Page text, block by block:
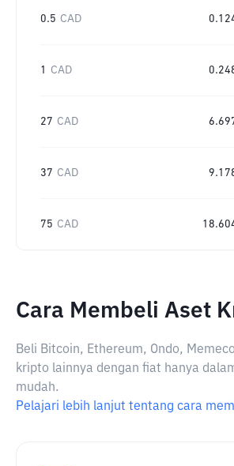
0.5 CAD
1 CAD
27 CAD
37 CAD
75 CAD
Cara Membeli Aset
Beli Bitcoin, Ethereum, Ondo,
kripto lainnya dengan fiat hanya
mudah.
Pelajari lebih lanjut tentang cara